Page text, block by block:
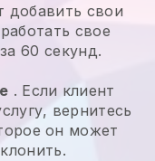
добавить свои
свое
60 секунд.
. Если клиент
вернитесь
он может